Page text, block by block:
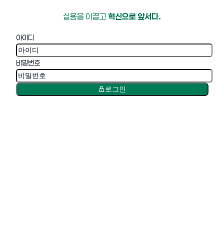
실용을 이끌고 혁신으로 앞서다.
아이디
비밀번호
로그인